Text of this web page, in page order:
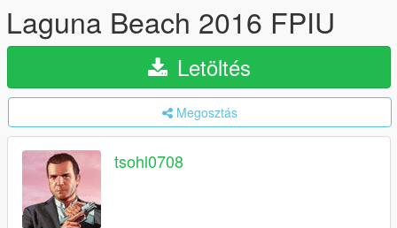
Laguna Beach 2016 FPIU
Letöltés
Megosztás
tsohl0708